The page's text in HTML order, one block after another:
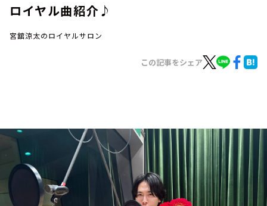
トピックス
TBS Podcast
お知らせ
イベント・グッズ
YouTube
会社情報
ロイヤル曲紹介♪
宮舘涼太のロイヤルサロン
この記事をシェア